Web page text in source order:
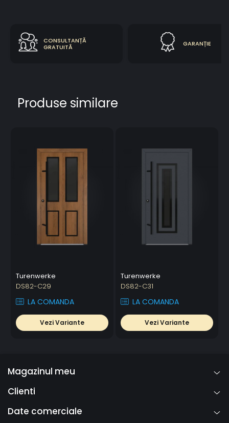
CONSULTANȚĂ
GRATUITĂ
GARANȚIE
Produse similare
Turenwerke
DS82-C29
LA COMANDA
Vezi Variante
Turenwerke
DS82-C31
LA COMANDA
Vezi Variante
Magazinul meu
Clienti
Date comerciale